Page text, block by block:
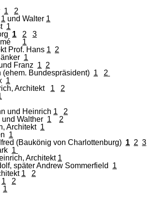
1
2
1 und Walter 1
1
1 2
3
1
Prof. Hans 1 2
1
Franz 1 2
(ehem. Bundespräsident) 1
2
1
Architekt 1
2
und Heinrich 1
2
Walther 1
2
Architekt 1
1
(Baukönig von Charlottenburg) 1 2 3
1
Architekt 1
später Andrew Sommerfield 1
1
2
1
2
1